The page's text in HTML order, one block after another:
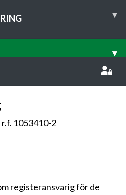
▾
▾
1053410-2
registeransvarig för de